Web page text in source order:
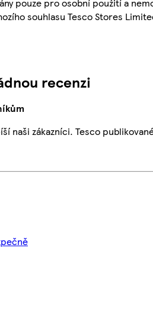
souhlasu Tesco Stores
recenzi
naši zákazníci. Tesco